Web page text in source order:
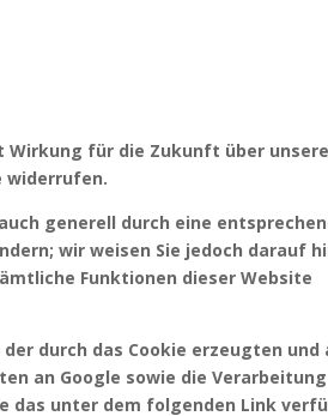
Wirkung für die Zukunft über
widerrufen.
generell durch eine
wir weisen Sie jedoch darauf
Funktionen dieser Website
durch das Cookie erzeugten und
an Google sowie die
das unter dem folgenden Link